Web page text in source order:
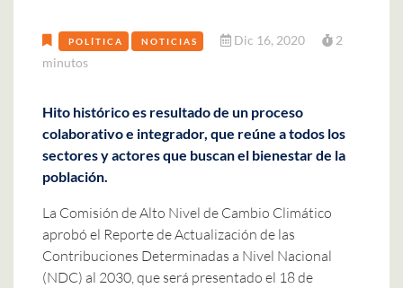
POLÍTICA NOTICIAS Dic 16, 2020
2
minutos
Hito histórico es resultado de un proceso
colaborativo e integrador, que reúne a todos los
sectores y actores que buscan el bienestar de la
población.
La Comisión de Alto Nivel de Cambio Climático
aprobó el Reporte de Actualización de las
Contribuciones Determinadas a Nivel Nacional
(NDC) al 2030, que será presentado el 18 de